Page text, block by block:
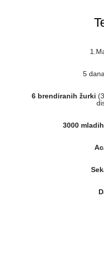
5
6 brendiranih žurki
3000 mladih